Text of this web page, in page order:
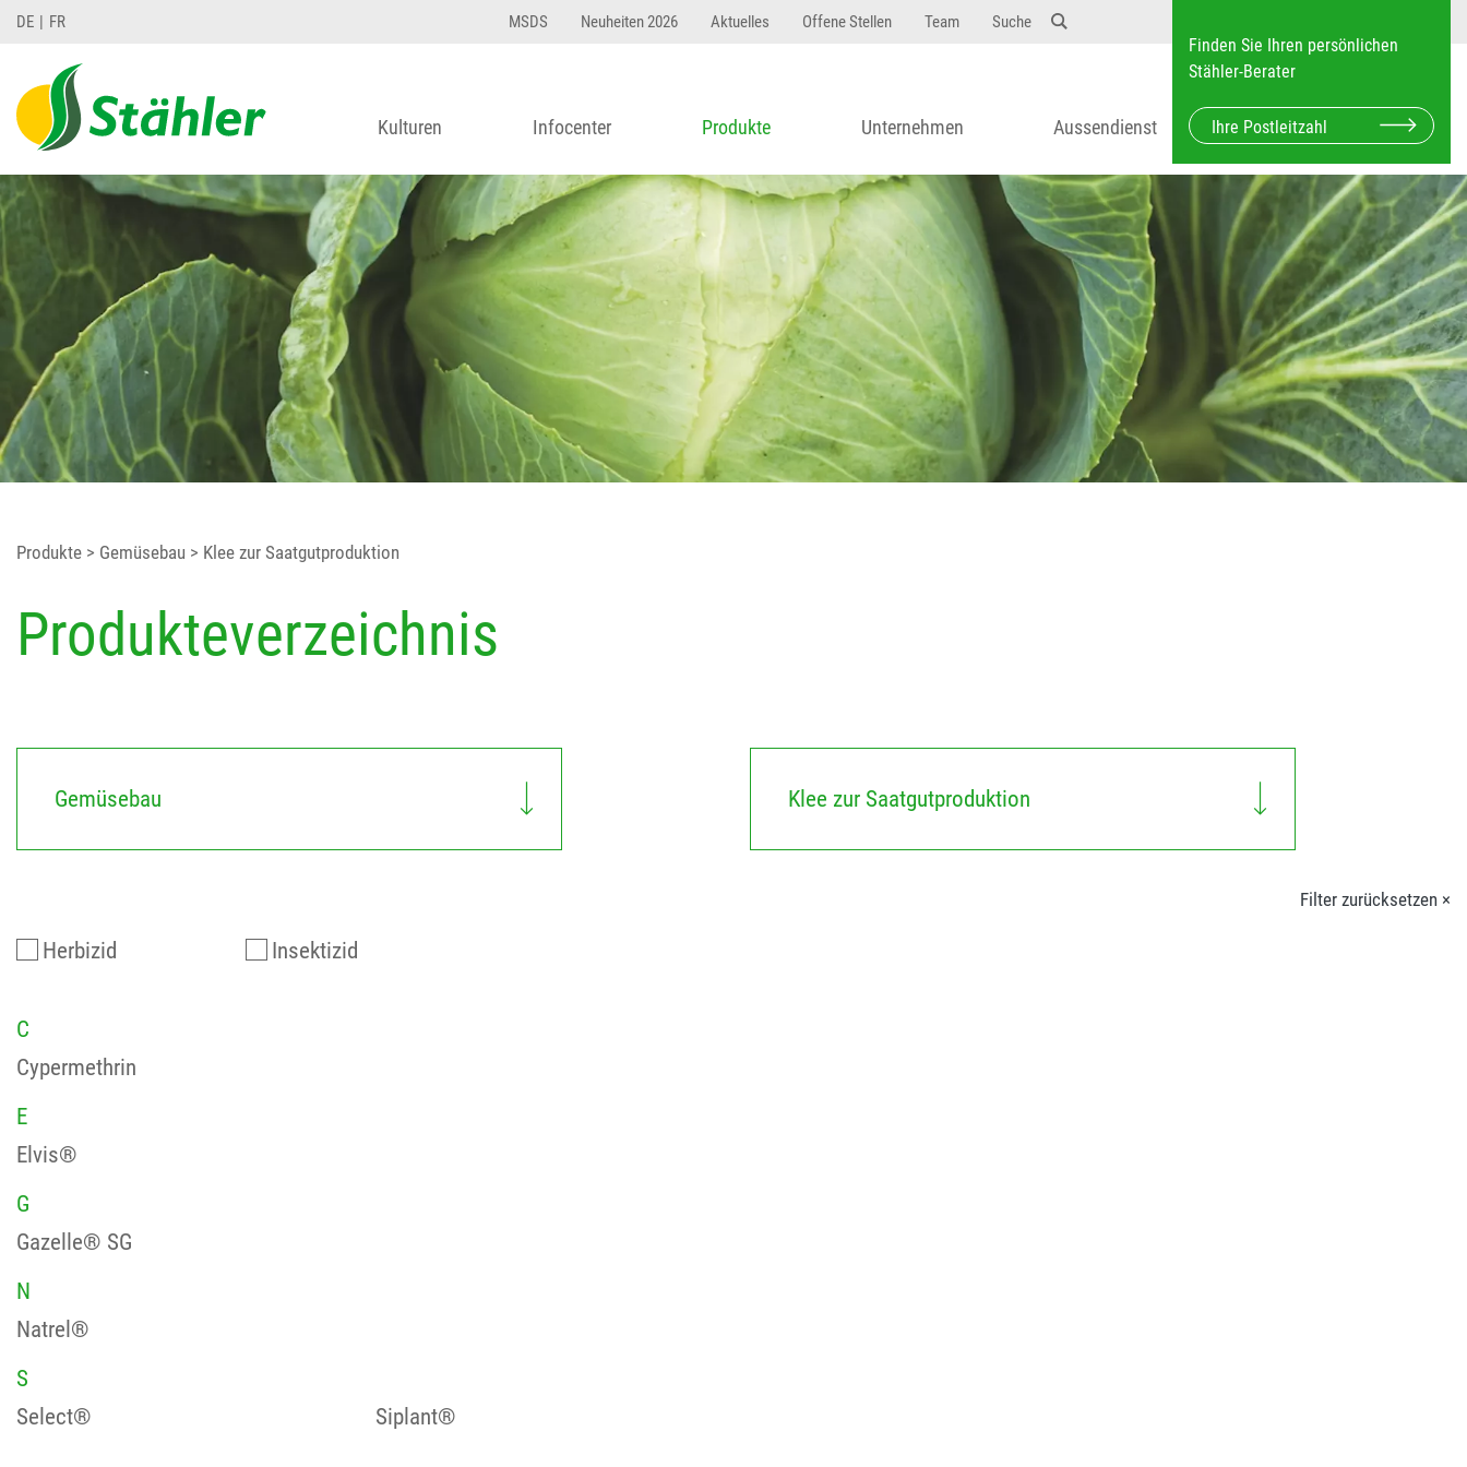
DE FR MSDS Neuheiten 2026 Aktuelles Offene Stellen Team Suche
Finden Sie Ihren persönlichen
Stähler-Berater
Kulturen Infocenter Produkte Unternehmen Aussendienst
Produkte > Gemüsebau > Klee zur Saatgutproduktion
Produkteverzeichnis
Gemüsebau Klee zur Saatgutproduktion
Filter zurücksetzen ×
Herbizid Insektizid
C
Cypermethrin
E
Elvis®
G
Gazelle® SG
N
Natrel®
S
Select®
Siplant®